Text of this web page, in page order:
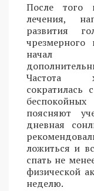
После того
лечения,
развития
чрезмерного
начал
Частота
поясняют
дневная
ложиться и
спать не
физической
неделю.